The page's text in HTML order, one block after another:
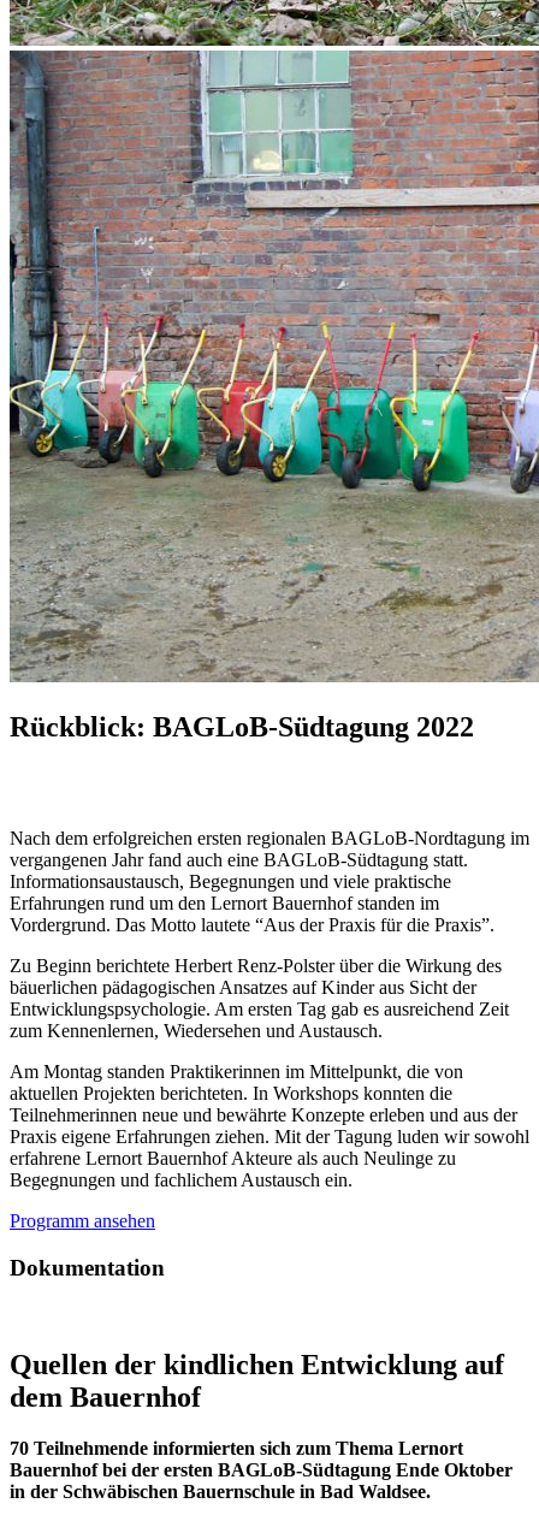
Rückblick: BAGLoB-Südtagung 2022
Nach dem erfolgreichen ersten regionalen BAGLoB-Nordtagung im
vergangenen Jahr fand auch eine BAGLoB-Südtagung statt.
Informationsaustausch, Begegnungen und viele praktische
Erfahrungen rund um den Lernort Bauernhof standen im
Vordergrund. Das Motto lautete “Aus der Praxis für die Praxis”.
Zu Beginn berichtete Herbert Renz-Polster über die Wirkung des
bäuerlichen pädagogischen Ansatzes auf Kinder aus Sicht der
Entwicklungspsychologie. Am ersten Tag gab es ausreichend Zeit
zum Kennenlernen, Wiedersehen und Austausch.
Am Montag standen Praktikerinnen im Mittelpunkt, die von
aktuellen Projekten berichteten. In Workshops konnten die
Teilnehmerinnen neue und bewährte Konzepte erleben und aus der
Praxis eigene Erfahrungen ziehen. Mit der Tagung luden wir sowohl
erfahrene Lernort Bauernhof Akteure als auch Neulinge zu
Begegnungen und fachlichem Austausch ein.
Programm ansehen
Dokumentation
Quellen der kindlichen Entwicklung auf
dem Bauernhof
70 Teilnehmende informierten sich zum Thema Lernort
Bauernhof bei der ersten BAGLoB-Südtagung Ende Oktober
in der Schwäbischen Bauernschule in Bad Waldsee.